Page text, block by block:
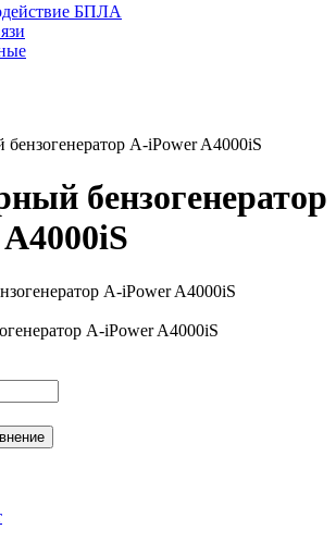
БПЛА
A-iPower A4000iS
бензогенератор
A-iPower A4000iS